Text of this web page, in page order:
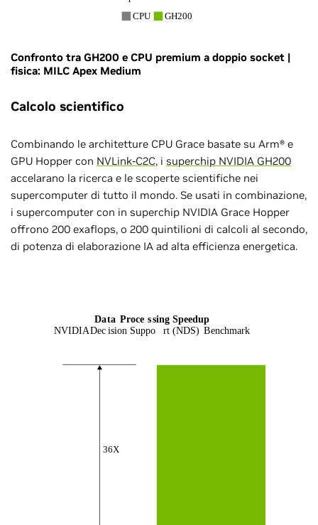
Confronto tra GH200 e CPU premium a doppio socket |
fisica: MILC Apex Medium
Calcolo scientifico
Combinando le architetture CPU Grace basate su Arm® e
GPU Hopper con NVLink-C2C, i superchip NVIDIA GH200
accelarano la ricerca e le scoperte scientifiche nei
supercomputer di tutto il mondo. Se usati in combinazione,
i supercomputer con in superchip NVIDIA Grace Hopper
offrono 200 exaflops, o 200 quintilioni di calcoli al secondo,
di potenza di elaborazione IA ad alta efficienza energetica.